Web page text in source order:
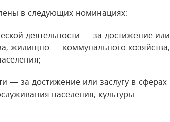
в следующих номинациях:
деятельности — за достижение или
жилищно — коммунального хозяйства,
— за достижение или заслугу в сферах
населения, культуры